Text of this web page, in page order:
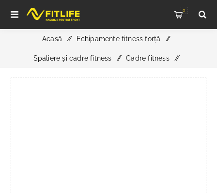
0
Acasă / Echipamente fitness forță /
Spaliere și cadre fitness / Cadre fitness /
ATX® Consolă de montaj pentru Fold Back Rack 500 -